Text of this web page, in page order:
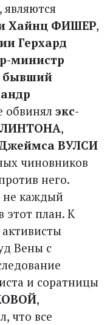
являются
Хайнц ФИШЕР,
Герхард
министр
бывший
обвинял экс-
,
ВУЛСИ
чиновников
него.
не каждый
этот план. К
Вены с
и соратницы
,
что все